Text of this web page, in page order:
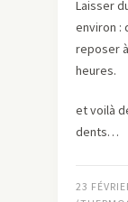
Laisser
environ :
reposer
heures.
et voilà
dents…
23